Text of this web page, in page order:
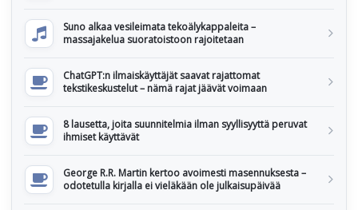
Suno alkaa vesileimata tekoälykappaleita –
massajakelua suoratoistoon rajoitetaan
ChatGPT:n ilmaiskäyttäjät saavat rajattomat
tekstikeskustelut – nämä rajat jäävät voimaan
8 lausetta, joita suunnitelmia ilman syyllisyyttä peruvat
ihmiset käyttävät
George R.R. Martin kertoo avoimesti masennuksesta –
odotetulla kirjalla ei vieläkään ole julkaisupäivää